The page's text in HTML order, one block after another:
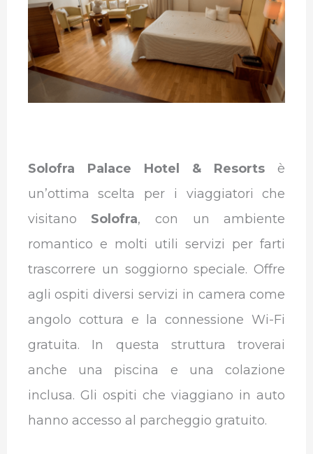
Solofra Palace Hotel & Resorts è
un’ottima scelta per i viaggiatori che
visitano Solofra, con un ambiente
romantico e molti utili servizi per farti
trascorrere un soggiorno speciale. Offre
agli ospiti diversi servizi in camera come
angolo cottura e la connessione Wi-Fi
gratuita. In questa struttura troverai
anche una piscina e una colazione
inclusa. Gli ospiti che viaggiano in auto
hanno accesso al parcheggio gratuito.